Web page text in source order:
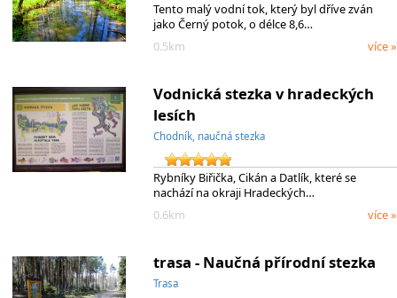
Tento malý vodní tok, který byl dříve zván
jako Černý potok, o délce 8,6…
0.5km
více »
Vodnická stezka v hradeckých
lesích
Chodník, naučná stezka
Rybníky Biřička, Cikán a Datlík, které se
nachází na okraji Hradeckých…
0.6km
více »
trasa - Naučná přírodní stezka
Trasa